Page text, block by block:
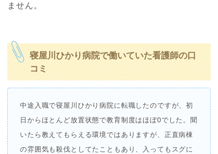
ません。
寝屋川ひかり病院で働いていた看護師の口
コミ
中途入職で寝屋川ひかり病院に転職したのですが、初
日からほとんど放置状態で教育制度はほぼ0でした。聞
いたら教えてもらえる環境ではありますが、正直病棟
の雰囲気も殺伐としてたこともあり、入ってもスグに